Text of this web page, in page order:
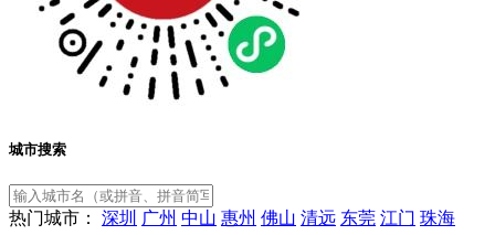
城市搜索
热门城市： 深圳 广州 中山 惠州 佛山 清远 东莞 江门 珠海